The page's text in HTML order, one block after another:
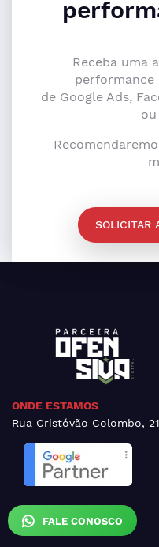
FALE CONOSCO
Receba uma
performance
de Google Ads,
ou
SOLICITAR
ONDE ESTAMOS
Rua Cristóvão Colombo,